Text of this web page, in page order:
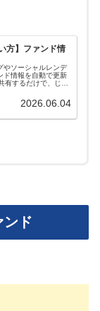
方】ファンド情
やソーシャルレンデ
ド情報を自動で更新
有するだけで、じぇ
入方法を解説してい
2026.06.04
ド